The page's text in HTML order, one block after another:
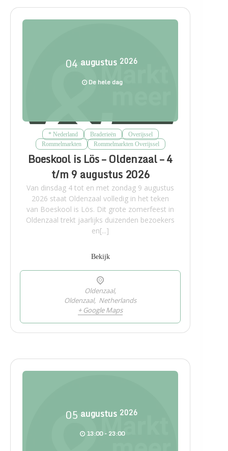
04 augustus 2026
De hele dag
* Nederland Braderieën
Overijssel
Rommelmarkten
Rommelmarkten Overijssel
Boeskool is Lös – Oldenzaal – 4
t/m 9 augustus 2026
Van dinsdag 4 tot en met zondag 9 augustus
2026 staat Oldenzaal volledig in het teken
van Boeskool is Lös. Dit grote zomerfeest in
Oldenzaal trekt jaarlijks duizenden bezoekers
en[...]
Bekijk
Oldenzaal,
Oldenzaal, Netherlands
+ Google Maps
05 augustus 2026
13:00 - 23:00